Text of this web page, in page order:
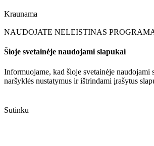
Kraunama
NAUDOJATE NELEISTINAS
Šioje svetainėje naudojami slapukai
Informuojame, kad šioje svetainėje naudojami
naršyklės nustatymus ir ištrindami įrašytus
Sutinku